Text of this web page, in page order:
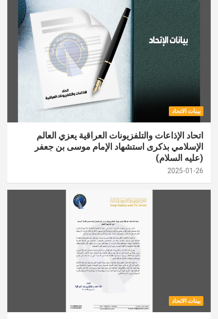
بينات الاتحاد
اتحاد الإذاعات والتلفزيونات العراقية يعزي العالم
الإسلامي بذكرى استشهاد الإمام موسى بن جعفر
(عليه السلام)
2025-01-26
بينات الاتحاد